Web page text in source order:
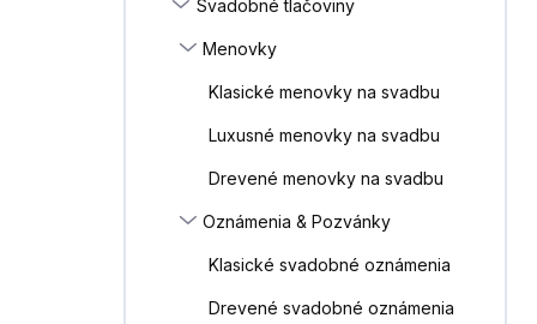
Svadobné tlačoviny
Menovky
Klasické menovky na svadbu
Luxusné menovky na svadbu
Drevené menovky na svadbu
Oznámenia & Pozvánky
Klasické svadobné oznámenia
Drevené svadobné oznámenia